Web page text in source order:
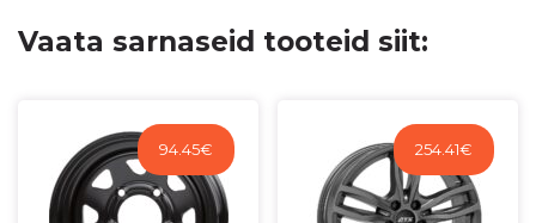
7
Vaata sarnaseid tooteid siit:
94.45€ 254.41€